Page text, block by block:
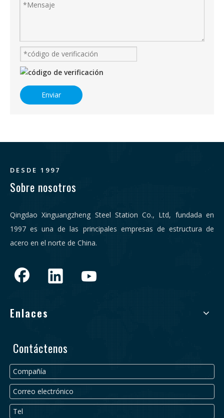
Enviar
DESDE 1997
Sobre nosotros
Qingdao Xinguangzheng Steel Station Co., Ltd, fundada en
1997 es una de las principales empresas de estructura de
acero en el norte de China.
Enlaces
Contáctenos